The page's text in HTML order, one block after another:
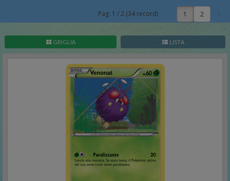
Pag. 1 /2 (34 record) 1
GRIGLIA LISTA